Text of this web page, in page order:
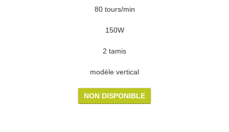
80 tours/min
150W
2 tamis
modèle vertical
NON DISPONIBLE